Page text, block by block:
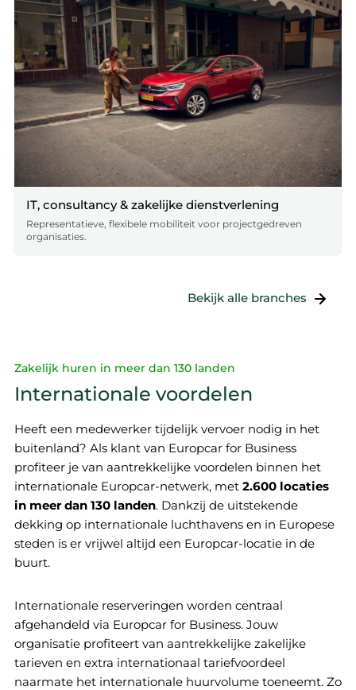
IT, consultancy & zakelijke dienstverlening
Representatieve, flexibele mobiliteit voor projectgedreven
organisaties.
Bekijk alle branches
Zakelijk huren in meer dan 130 landen
Internationale voordelen
Heeft een medewerker tijdelijk vervoer nodig in het
buitenland? Als klant van Europcar for Business
profiteer je van aantrekkelijke voordelen binnen het
internationale Europcar-netwerk, met 2.600 locaties
in meer dan 130 landen. Dankzij de uitstekende
dekking op internationale luchthavens en in Europese
steden is er vrijwel altijd een Europcar-locatie in de
buurt.
Internationale reserveringen worden centraal
afgehandeld via Europcar for Business. Jouw
organisatie profiteert van aantrekkelijke zakelijke
tarieven en extra internationaal tariefvoordeel
naarmate het internationale huurvolume toeneemt. Zo